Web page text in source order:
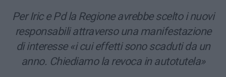
Per Iric e Pd la Regione avrebbe scelto i nuovi
responsabili attraverso una manifestazione
di interesse «i cui effetti sono scaduti da un
anno. Chiediamo la revoca in autotutela»